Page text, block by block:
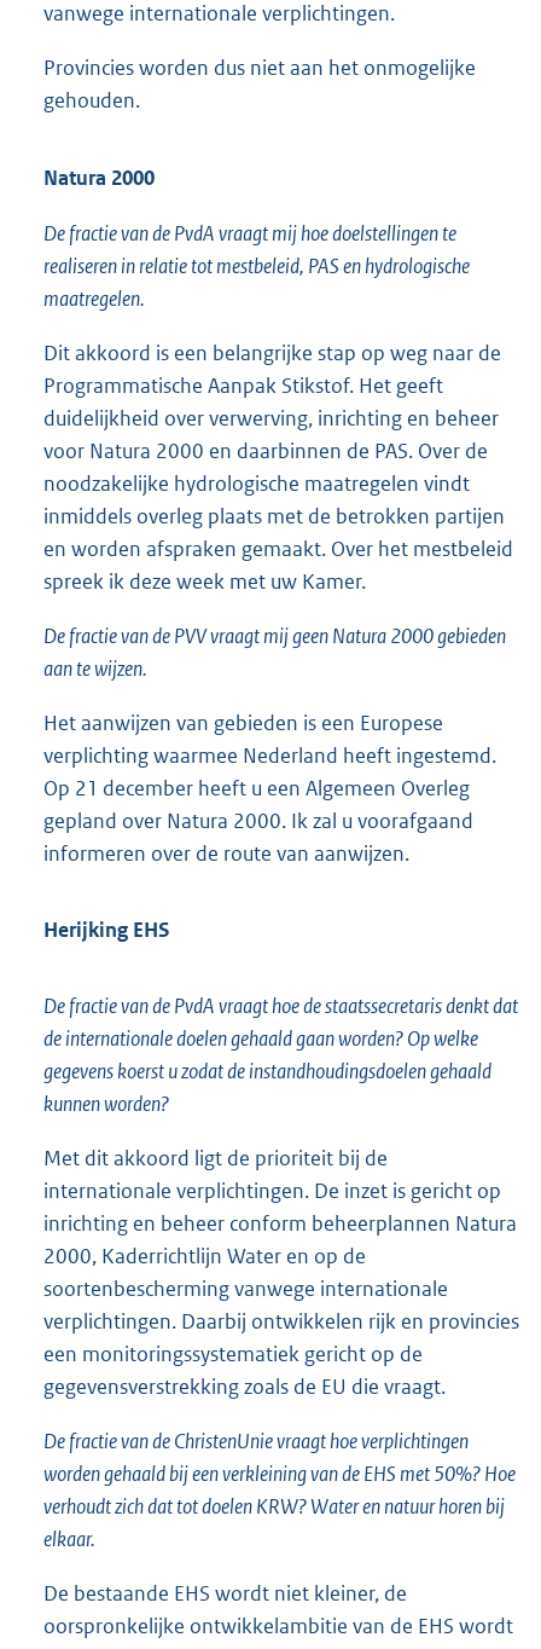
vanwege internationale verplichtingen.
Provincies worden dus niet aan het onmogelijke
gehouden.
Natura 2000
De fractie van de PvdA vraagt mij hoe doelstellingen te
realiseren in relatie tot mestbeleid, PAS en hydrologische
maatregelen.
Dit akkoord is een belangrijke stap op weg naar de
Programmatische Aanpak Stikstof. Het geeft
duidelijkheid over verwerving, inrichting en beheer
voor Natura 2000 en daarbinnen de PAS. Over de
noodzakelijke hydrologische maatregelen vindt
inmiddels overleg plaats met de betrokken partijen
en worden afspraken gemaakt. Over het mestbeleid
spreek ik deze week met uw Kamer.
De fractie van de PVV vraagt mij geen Natura 2000 gebieden
aan te wijzen.
Het aanwijzen van gebieden is een Europese
verplichting waarmee Nederland heeft ingestemd.
Op 21 december heeft u een Algemeen Overleg
gepland over Natura 2000. Ik zal u voorafgaand
informeren over de route van aanwijzen.
Herijking EHS
De fractie van de PvdA vraagt hoe de staatssecretaris denkt dat
de internationale doelen gehaald gaan worden? Op welke
gegevens koerst u zodat de instandhoudingsdoelen gehaald
kunnen worden?
Met dit akkoord ligt de prioriteit bij de
internationale verplichtingen. De inzet is gericht op
inrichting en beheer conform beheerplannen Natura
2000, Kaderrichtlijn Water en op de
soortenbescherming vanwege internationale
verplichtingen. Daarbij ontwikkelen rijk en provincies
een monitoringssystematiek gericht op de
gegevensverstrekking zoals de EU die vraagt.
De fractie van de ChristenUnie vraagt hoe verplichtingen
worden gehaald bij een verkleining van de EHS met 50%? Hoe
verhoudt zich dat tot doelen KRW? Water en natuur horen bij
elkaar.
De bestaande EHS wordt niet kleiner, de
oorspronkelijke ontwikkelambitie van de EHS wordt